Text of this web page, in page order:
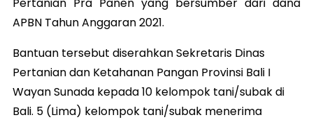
APBN Tahun Anggaran 2021.
Bantuan tersebut diserahkan Sekretaris Dinas
Pertanian dan Ketahanan Pangan Provinsi Bali I
Wayan Sunada kepada 10 kelompok tani/subak di
Bali. 5 (Lima) kelompok tani/subak menerima